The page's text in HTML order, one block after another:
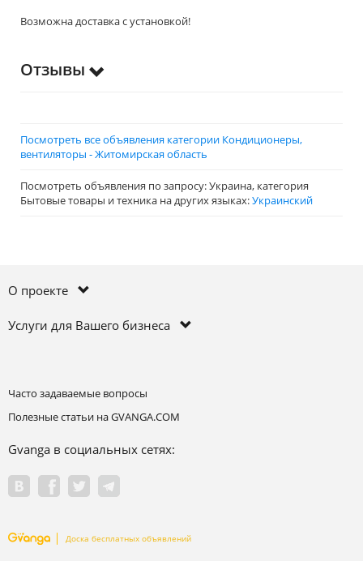
Возможна доставка с установкой!
Отзывы
Посмотреть все объявления категории Кондиционеры,
вентиляторы - Житомирская область
Посмотреть объявления по запросу: Украина, категория
Бытовые товары и техника на других языках:Украинский
О проекте
Услуги для Вашего бизнеса
Часто задаваемые вопросы
Полезные статьи на GVANGA.COM
Gvanga в социальных сетях:
Доска бесплатных объявлений